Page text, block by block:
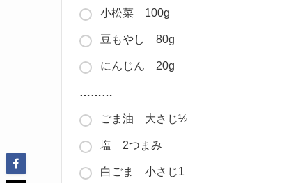
小松菜 100g
豆もやし 80g
にんじん 20g
………
ごま油 大さじ½
塩 2つまみ
白ごま 小さじ1